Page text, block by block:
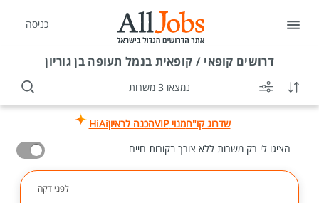
כניסה
דרושים קופאי / קופאית בנמל תעופה בן גוריון
נמצאו 3 משרות
שדרוג קו"חמנוי VIP הכנה לראיוןHiAi
הציגו לי רק משרות ללא צורך בקורות חיים
לפני דקה